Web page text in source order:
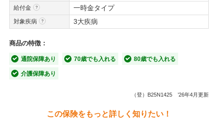
給付金 一時金タイプ
対象疾病 3大疾病
商品の特徴：
通院保障あり 70歳でも入れる 80歳でも入れる
介護保障あり
（登）B25N1425 ’26年4月更新
この保険をもっと詳しく知りたい！